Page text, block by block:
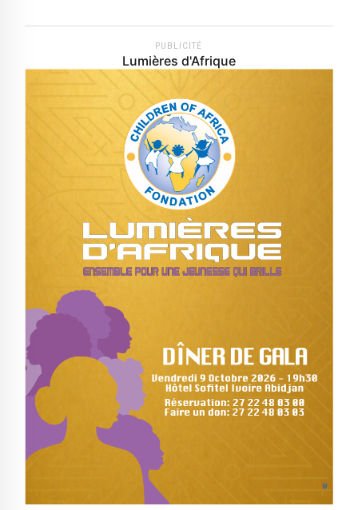
PUBLICITÉ
Lumières d'Afrique